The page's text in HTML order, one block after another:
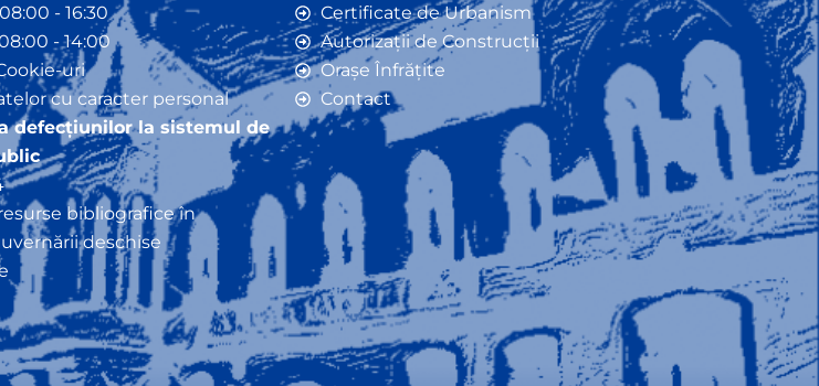
- 16:30
- 14:00
uri
cu caracter personal
defecțiunilor la sistemul de
bibliografice în
deschise
Certificate de Urbanism
Autorizații de Construcții
Orașe Înfrățite
Contact